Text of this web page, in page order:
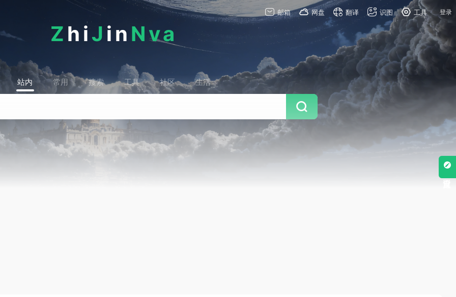
邮箱 网盘 翻译 识图 工具 登录
Z hiJ in Nva
站内 常用 搜索 工具 社区 生活